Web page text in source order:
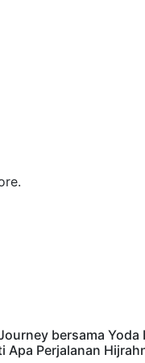
bersama Yoda
Apa Perjalanan